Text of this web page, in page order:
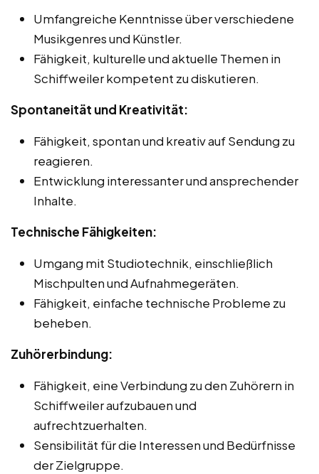
Umfangreiche Kenntnisse über verschiedene
Musikgenres und Künstler.
Fähigkeit, kulturelle und aktuelle Themen in
Schiffweiler kompetent zu diskutieren.
Spontaneität und Kreativität:
Fähigkeit, spontan und kreativ auf Sendung zu
reagieren.
Entwicklung interessanter und ansprechender
Inhalte.
Technische Fähigkeiten:
Umgang mit Studiotechnik, einschließlich
Mischpulten und Aufnahmegeräten.
Fähigkeit, einfache technische Probleme zu
beheben.
Zuhörerbindung:
Fähigkeit, eine Verbindung zu den Zuhörern in
Schiffweiler aufzubauen und
aufrechtzuerhalten.
Sensibilität für die Interessen und Bedürfnisse
der Zielgruppe.